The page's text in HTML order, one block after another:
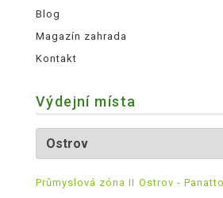
Blog
Magazín zahrada
Kontakt
Výdejní místa
Průmyslová zóna II Ostrov -